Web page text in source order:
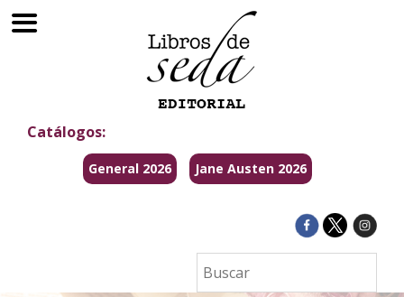
Catálogos:
General 2026 Jane Austen 2026